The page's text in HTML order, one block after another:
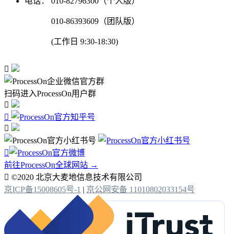
010-86393609（团队版）
(工作日 9:30-18:30)

扫码进入ProcessOn用户群




前往ProcessOn全球网站 →
 ©2020 北京大麦地信息技术有限公司
京ICP备15008605号-1 | 京公网安备 11010802033154号